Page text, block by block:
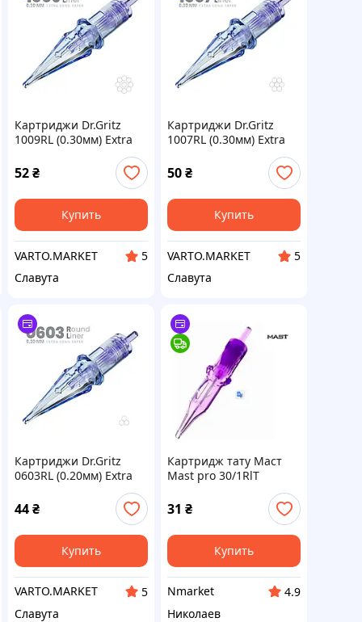
Картриджи Dr.Gritz
1009RL (0.30мм) Extra
52₴
Купить
VARTO.MARKET
5
Славута
Картриджи Dr.Gritz
1007RL (0.30мм) Extra
50₴
Купить
VARTO.MARKET
5
Славута
Картриджи Dr.Gritz
0603RL (0.20мм) Extra
44₴
Купить
VARTO.MARKET
5
Славута
Картридж тату Маст
Mast pro 30/1RlT
31 ₴
Купить
Nmarket
4.9
Николаев